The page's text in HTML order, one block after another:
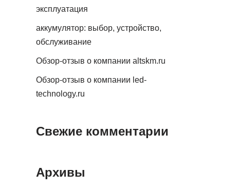
эксплуатация
аккумулятор: выбор, устройство,
обслуживание
Обзор-отзыв о компании altskm.ru
Обзор-отзыв о компании led-
technology.ru
Свежие комментарии
Архивы